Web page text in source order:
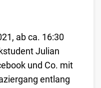
ab ca. 16:30
Julian
und Co. mit
entlang